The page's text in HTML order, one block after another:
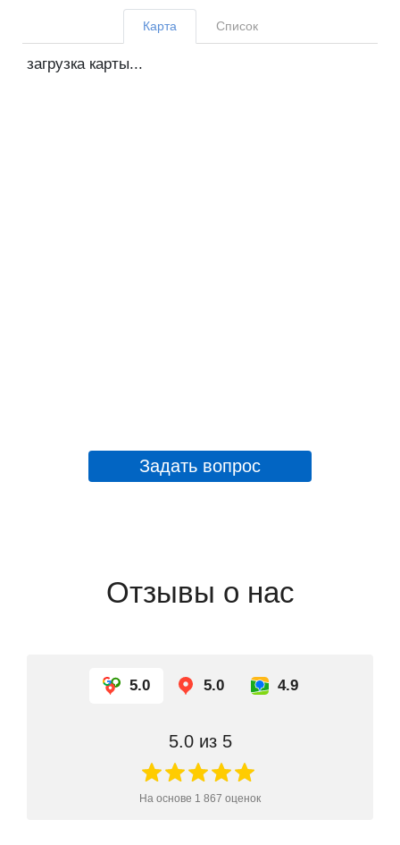
Карта Список
загрузка карты...
Задать вопрос
Отзывы о нас
5.0 5.0 4.9
5.0из 5
На основе 1 867 оценок